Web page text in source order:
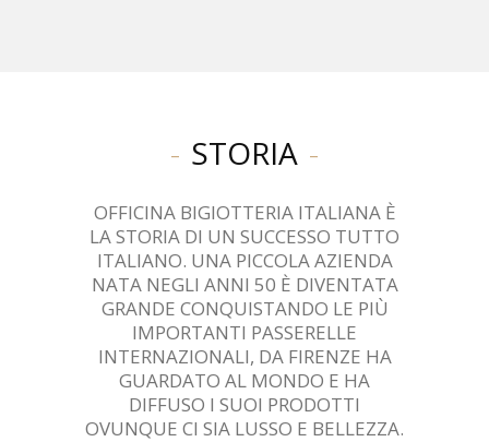
STORIA
OFFICINA BIGIOTTERIA ITALIANA È
LA STORIA DI UN SUCCESSO TUTTO
ITALIANO. UNA PICCOLA AZIENDA
NATA NEGLI ANNI 50 È DIVENTATA
GRANDE CONQUISTANDO LE PIÙ
IMPORTANTI PASSERELLE
INTERNAZIONALI, DA FIRENZE HA
GUARDATO AL MONDO E HA
DIFFUSO I SUOI PRODOTTI
OVUNQUE CI SIA LUSSO E BELLEZZA.